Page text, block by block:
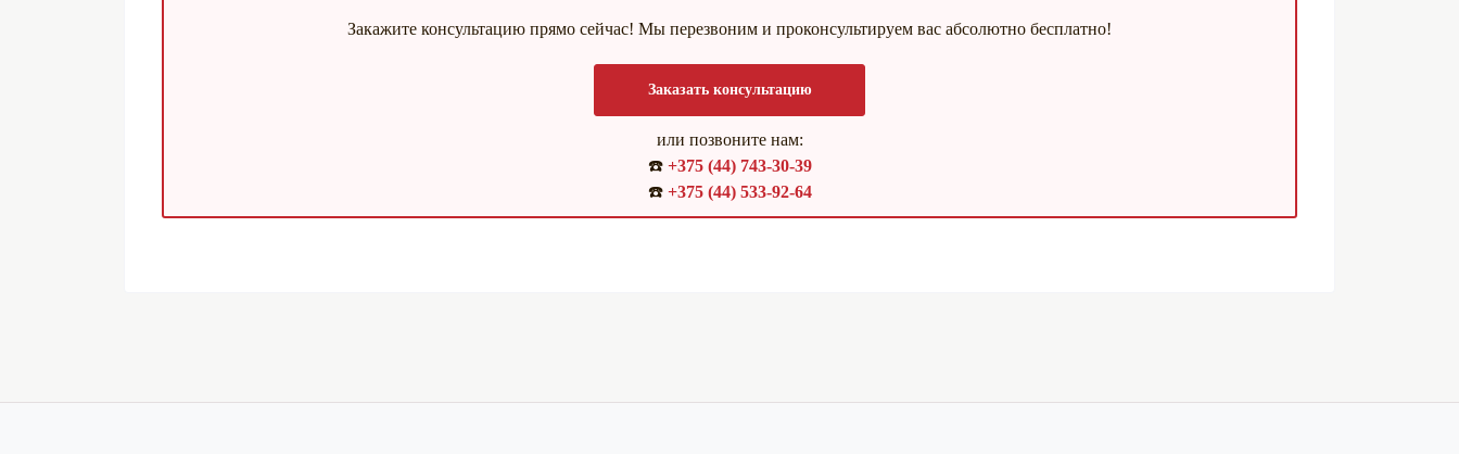
Закажите консультацию прямо сейчас! Мы перезвоним и проконсультируем вас абсолютно бесплатно!
Заказать консультацию
или позвоните нам:
☎️ +375 (44) 743-30-39
☎️ +375 (44) 533-92-64